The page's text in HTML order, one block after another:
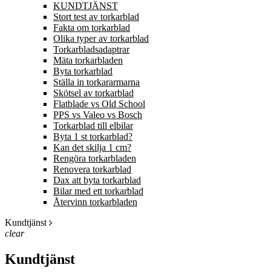
KUNDTJÄNST
Stort test av torkarblad
Fakta om torkarblad
Olika typer av torkarblad
Torkarbladsadaptrar
Mäta torkarbladen
Byta torkarblad
Ställa in torkararmarna
Skötsel av torkarblad
Flatblade vs Old School
PPS vs Valeo vs Bosch
Torkarblad till elbilar
Byta 1 st torkarblad?
Kan det skilja 1 cm?
Rengöra torkarbladen
Renovera torkarblad
Dax att byta torkarblad
Bilar med ett torkarblad
Återvinn torkarbladen
Kundtjänst
clear
Kundtjänst